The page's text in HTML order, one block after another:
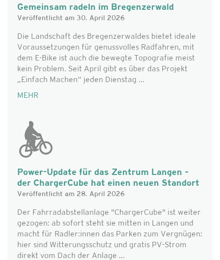
Gemeinsam radeln im Bregenzerwald
Veröffentlicht am 30. April 2026
Die Landschaft des Bregenzerwaldes bietet ideale
Voraussetzungen für genussvolles Radfahren, mit
dem E-Bike ist auch die bewegte Topografie meist
kein Problem. Seit April gibt es über das Projekt
„Einfach Machen“ jeden Dienstag ...
MEHR
Power-Update für das Zentrum Langen –
der ChargerCube hat einen neuen Standort
Veröffentlicht am 28. April 2026
Der Fahrradabstellanlage "ChargerCube" ist weiter
gezogen: ab sofort steht sie mitten in Langen und
macht für Radler:innen das Parken zum Vergnügen:
hier sind Witterungsschutz und gratis PV-Strom
direkt vom Dach der Anlage ...